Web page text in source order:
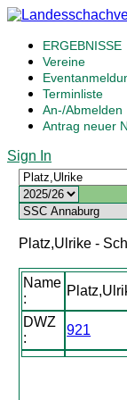
ERGEBNISSE
Vereine
Terminliste
An-/Abmelden
Antrag neuer
Sign In
Platz,Ulrike -
Name
:
DWZ
:
921